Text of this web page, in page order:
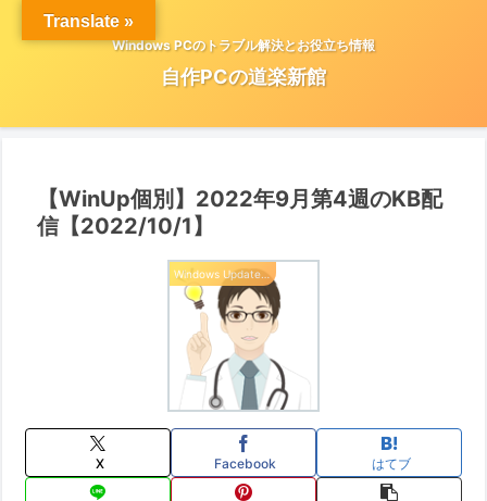
Windows PCのトラブル解決とお役立ち情報
自作PCの道楽新館
【WinUp個別】2022年9月第4週のKB配
信【2022/10/1】
X Facebook はてブ
Translate »